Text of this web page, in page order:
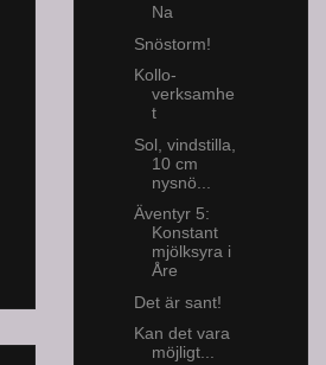
Na
Snöstorm!
Kollo-
verksamhe
t
Sol, vindstilla,
10 cm
nysnö...
Äventyr 5:
Konstant
mjölksyra i
Åre
Det är sant!
Kan det vara
möjligt...